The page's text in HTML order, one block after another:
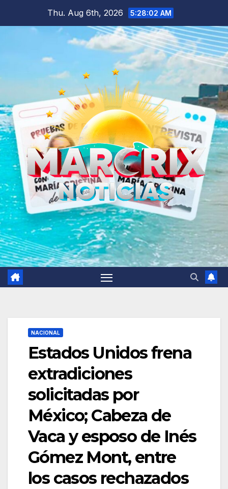
Thu. Aug 6th, 2026 5:28:03 AM
NACIONAL
Estados Unidos frena
extradiciones
solicitadas por
México; Cabeza de
Vaca y esposo de Inés
Gómez Mont, entre
los casos rechazados